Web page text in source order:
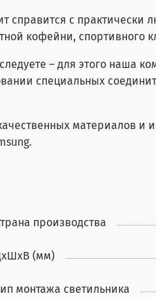
с практически
кофейни, спортивного
– для этого наша
специальных
материалов и
производства
(мм)
монтажа светильника